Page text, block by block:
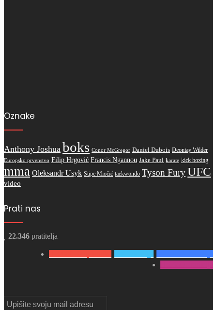
Oznake
Anthony Joshua boks Conor McGregor Daniel Dubois Deontay Wilder
Europsko prvenstvo Filip Hrgović Francis Ngannou Jake Paul karate kick boxing
mma Oleksandr Usyk Stipe Miočić taekwondo Tyson FuryUFC
video
Prati nas
22.346 pratitelja
Upišite